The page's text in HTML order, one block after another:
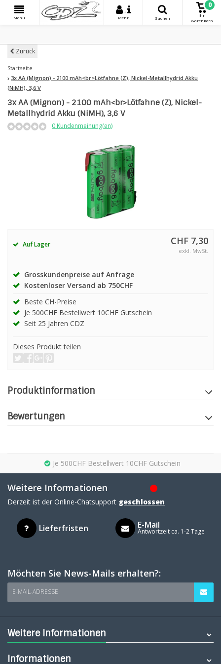
Menu
+
Mehr
Suchen
0
Ihr
Warenkorb
Zurück
Startseite
3x AA (Mignon) - 2100 mAh<br>Lötfahne (Z), Nickel-Metallhydrid Akku
(NiMH), 3,6 V
3x AA (Mignon) - 2100 mAh<br>Lötfahne (Z), Nickel-
Metallhydrid Akku (NiMH), 3,6 V
0 Kundenmeinung(en)
Auf Lager CHF 7,30
exkl. MwSt.
Grosskundenpreise auf Anfrage
Kostenloser Versand ab 750CHF
Beste CH-Preise
Je 500CHF Bestellwert 10CHF Gutschein
Seit 25 Jahren CDZ
Dieses Produkt teilen
Produktinformation
Bewertungen
Je 500CHF Bestellwert 10CHF Gutschein
Weitere Informationen
Derzeit ist der Online-Chatsupport geschlossen
Lieferfristen E-Mail
Antwortzeit ca. 1-2 Tage
Möchten Sie News-Mails erhalten?:
E-MAIL-ADRESSE
Weitere Informationen
Informationen